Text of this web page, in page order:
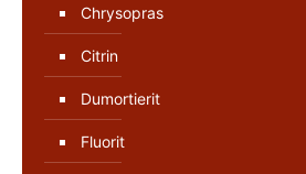
Chrysopras
Citrin
Dumortierit
Fluorit